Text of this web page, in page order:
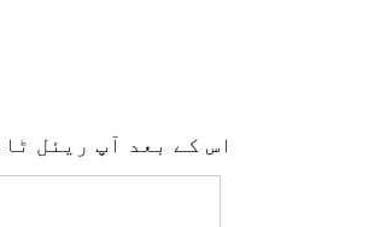
اس کے بعد آپ ریئل